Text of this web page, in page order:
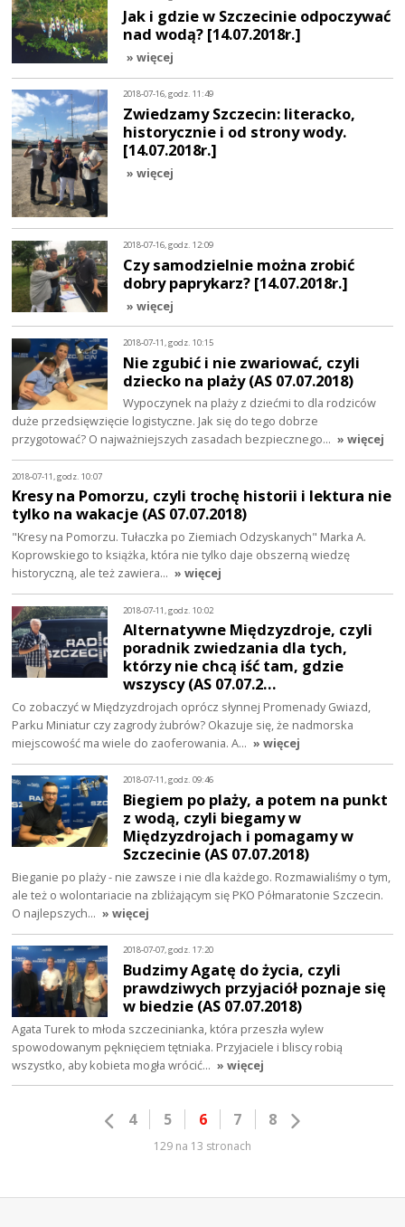
Jak i gdzie w Szczecinie odpoczywać
nad wodą? [14.07.2018r.]
» więcej
2018-07-16, godz. 11:49
Zwiedzamy Szczecin: literacko,
historycznie i od strony wody.
[14.07.2018r.]
» więcej
2018-07-16, godz. 12:09
Czy samodzielnie można zrobić
dobry paprykarz? [14.07.2018r.]
» więcej
2018-07-11, godz. 10:15
Nie zgubić i nie zwariować, czyli
dziecko na plaży (AS 07.07.2018)
Wypoczynek na plaży z dziećmi to dla rodziców
duże przedsięwzięcie logistyczne. Jak się do tego dobrze
przygotować? O najważniejszych zasadach bezpiecznego… » więcej
2018-07-11, godz. 10:07
Kresy na Pomorzu, czyli trochę historii i lektura nie
tylko na wakacje (AS 07.07.2018)
"Kresy na Pomorzu. Tułaczka po Ziemiach Odzyskanych" Marka A.
Koprowskiego to książka, która nie tylko daje obszerną wiedzę
historyczną, ale też zawiera… » więcej
2018-07-11, godz. 10:02
Alternatywne Międzyzdroje, czyli
poradnik zwiedzania dla tych,
którzy nie chcą iść tam, gdzie
wszyscy (AS 07.07.2…
Co zobaczyć w Międzyzdrojach oprócz słynnej Promenady Gwiazd,
Parku Miniatur czy zagrody żubrów? Okazuje się, że nadmorska
miejscowość ma wiele do zaoferowania. A… » więcej
2018-07-11, godz. 09:46
Biegiem po plaży, a potem na punkt
z wodą, czyli biegamy w
Międzyzdrojach i pomagamy w
Szczecinie (AS 07.07.2018)
Bieganie po plaży - nie zawsze i nie dla każdego. Rozmawialiśmy o tym,
ale też o wolontariacie na zbliżającym się PKO Półmaratonie Szczecin.
O najlepszych… » więcej
2018-07-07, godz. 17:20
Budzimy Agatę do życia, czyli
prawdziwych przyjaciół poznaje się
w biedzie (AS 07.07.2018)
Agata Turek to młoda szczecinianka, która przeszła wylew
spowodowanym pęknięciem tętniaka. Przyjaciele i bliscy robią
wszystko, aby kobieta mogła wrócić… » więcej
4 5 6 7 8
129 na 13 stronach